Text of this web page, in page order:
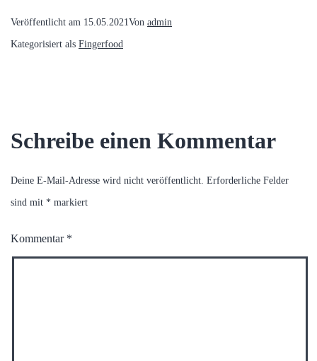
Veröffentlicht am 15.05.2021Von admin
Kategorisiert als Fingerfood
Schreibe einen Kommentar
Deine E-Mail-Adresse wird nicht veröffentlicht. Erforderliche Felder
sind mit * markiert
Kommentar *